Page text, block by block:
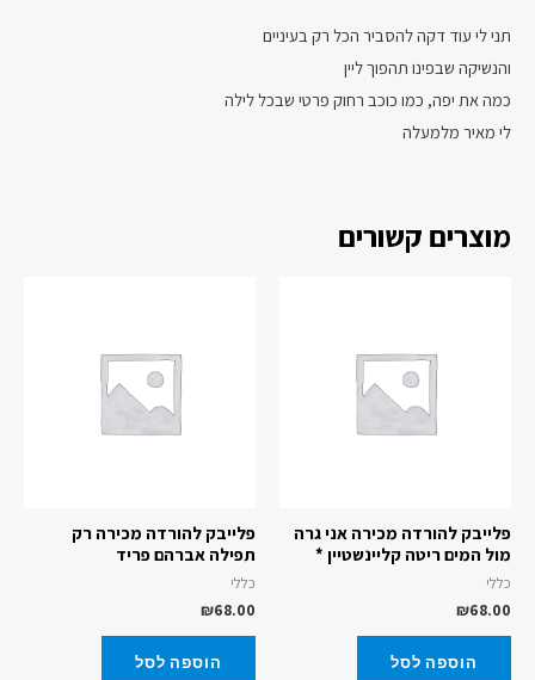
תני לי עוד דקה להסביר הכל רק בעיניים
והנשיקה שבפינו תהפוך ליין
כמה את יפה, כמו כוכב רחוק פרטי שבכל לילה
לי מאיר מלמעלה
מוצרים קשורים
פלייבק להורדה מכירה אני גרה
מול המים ריטה קליינשטיין *
כללי
₪68.00
הוספה לסל
פלייבק להורדה מכירה רק
תפילה אברהם פריד
כללי
₪68.00
הוספה לסל